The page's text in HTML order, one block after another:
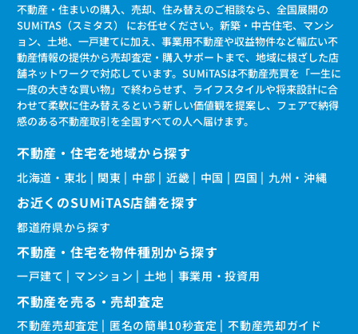
不動産・住まいの購入、売却、住み替えのご相談なら、全国展開の
SUMiTAS（スミタス） にお任せください。新築・中古住宅、マンシ
ョン、土地、一戸建てに加え、事業用不動産や収益物件など幅広い不
動産情報の提供から売却査定・購入サポートまで、地域に根ざした店
舗ネットワークで対応しています。SUMiTASは不動産売買を「一生に
一度の大きな買い物」で終わらせず、ライフスタイルや将来設計に合
わせて柔軟に住み替えるという新しい価値観を提案し、フェアで納得
感のある不動産取引を全国すべての人へ届けます。
不動産・住宅を地域から探す
北海道・東北 関東 中部 近畿 中国 四国 九州・沖縄
お近くのSUMiTAS店舗を探す
都道府県から探す
不動産・住宅を物件種別から探す
一戸建て マンション 土地 事業用・投資用
不動産を売る・売却査定
不動産売却査定 匿名の簡単10秒査定 不動産売却ガイド